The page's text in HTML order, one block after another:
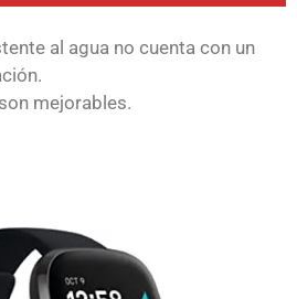
al agua no cuenta con un
mejorables.